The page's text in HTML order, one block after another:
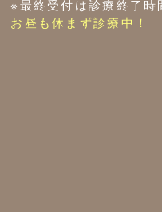
※最終受付は診療終了時
お昼も休まず診療中！